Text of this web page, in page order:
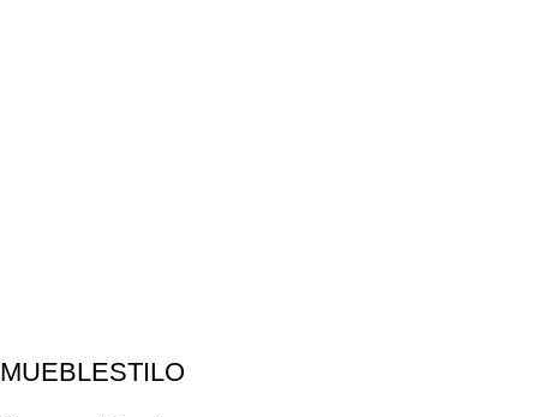
MUEBLESTILO